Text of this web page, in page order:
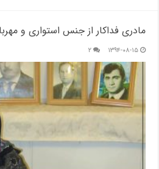
مادری فداکار از جنس استواری و
۱۳۹۴-۰۸-۱۵ ۲